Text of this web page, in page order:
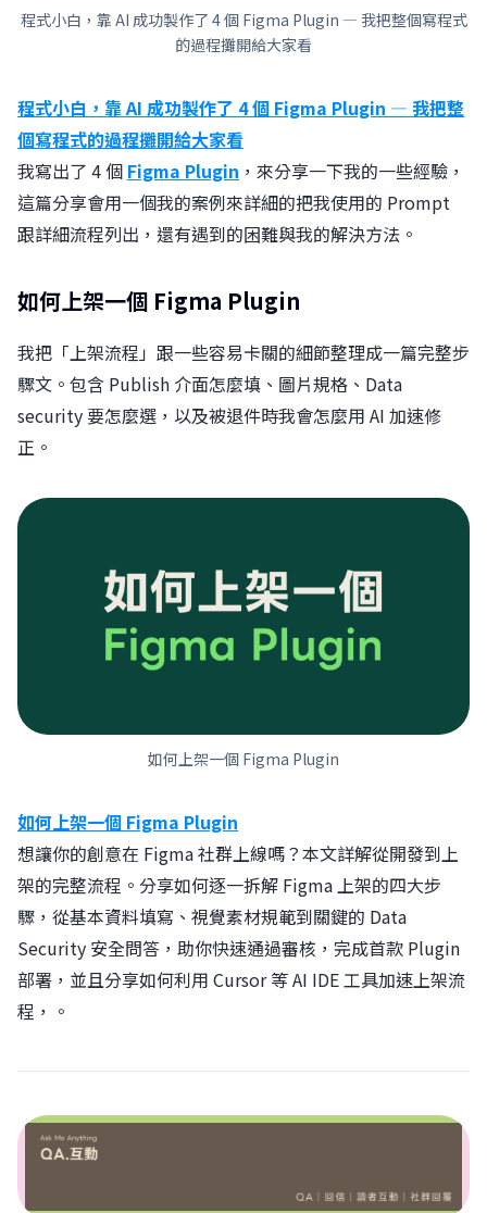
程式小白，靠 AI 成功製作了 4 個 Figma Plugin — 我把整個寫程式
的過程攤開給大家看
程式小白，靠 AI 成功製作了 4 個 Figma Plugin — 我把整
個寫程式的過程攤開給大家看
我寫出了 4 個 Figma Plugin ，󠀠來分享一下我的一些經驗，
這篇分享會用一個我的案例來詳細的把我使用的 Prompt
跟詳細流程列出，還有遇到的困難與我的解決方法。
如何上架一個 Figma Plugin
我把「上架流程」跟一些容易卡關的細節整理成一篇完整步
驟文。包含 Publish 介面怎麼填、圖片規格、Data
security 要怎麼選，以及被退件時我會怎麼用 AI 加速修
正。
如何上架一個 Figma Plugin
如何上架一個 Figma Plugin
想讓你的創意在 Figma 社群上線嗎？本文詳解從開發到上
架的完整流程。分享如何逐一拆解 Figma 上架的四大步
驟，從基本資料填寫、視覺素材規範到關鍵的 Data
Security 安全問答，助你快速通過審核，完成首款 Plugin
部署，並且分享如何利用 Cursor 等 AI IDE 工具加速上架流
程，。